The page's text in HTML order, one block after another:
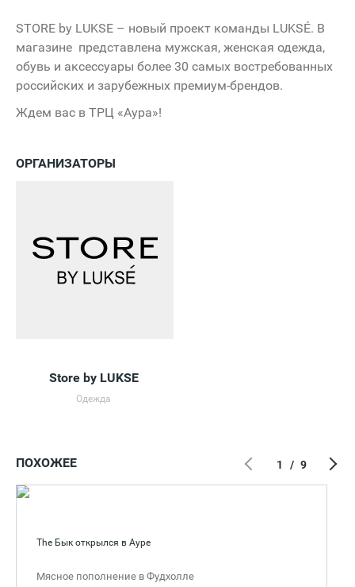
STORE by LUKSE – новый проект команды LUKSÉ. В
магазине представлена мужская, женская одежда,
обувь и аксессуары более 30 самых востребованных
российских и зарубежных премиум-брендов.
Ждем вас в ТРЦ «Аура»!
ОРГАНИЗАТОРЫ
Store by LUKSE
Одежда
ПОХОЖЕЕ
The Бык открылся в Ауре
Мясное пополнение в Фудхолле
1 / 9